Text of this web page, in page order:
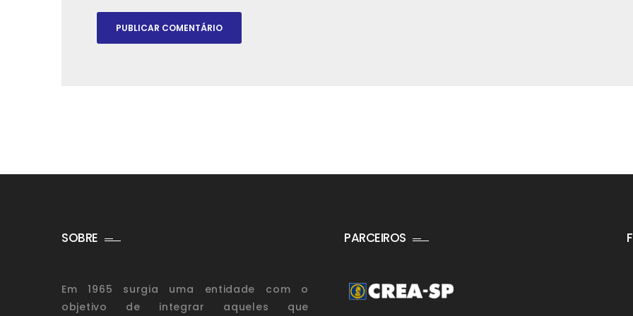
SOBRE
Em 1965 surgia uma entidade com o
objetivo de integrar aqueles que
PARCEIROS